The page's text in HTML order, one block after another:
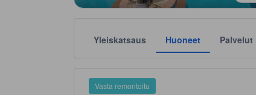
Yleiskatsaus Huoneet Palvelut
Vasta remontoitu